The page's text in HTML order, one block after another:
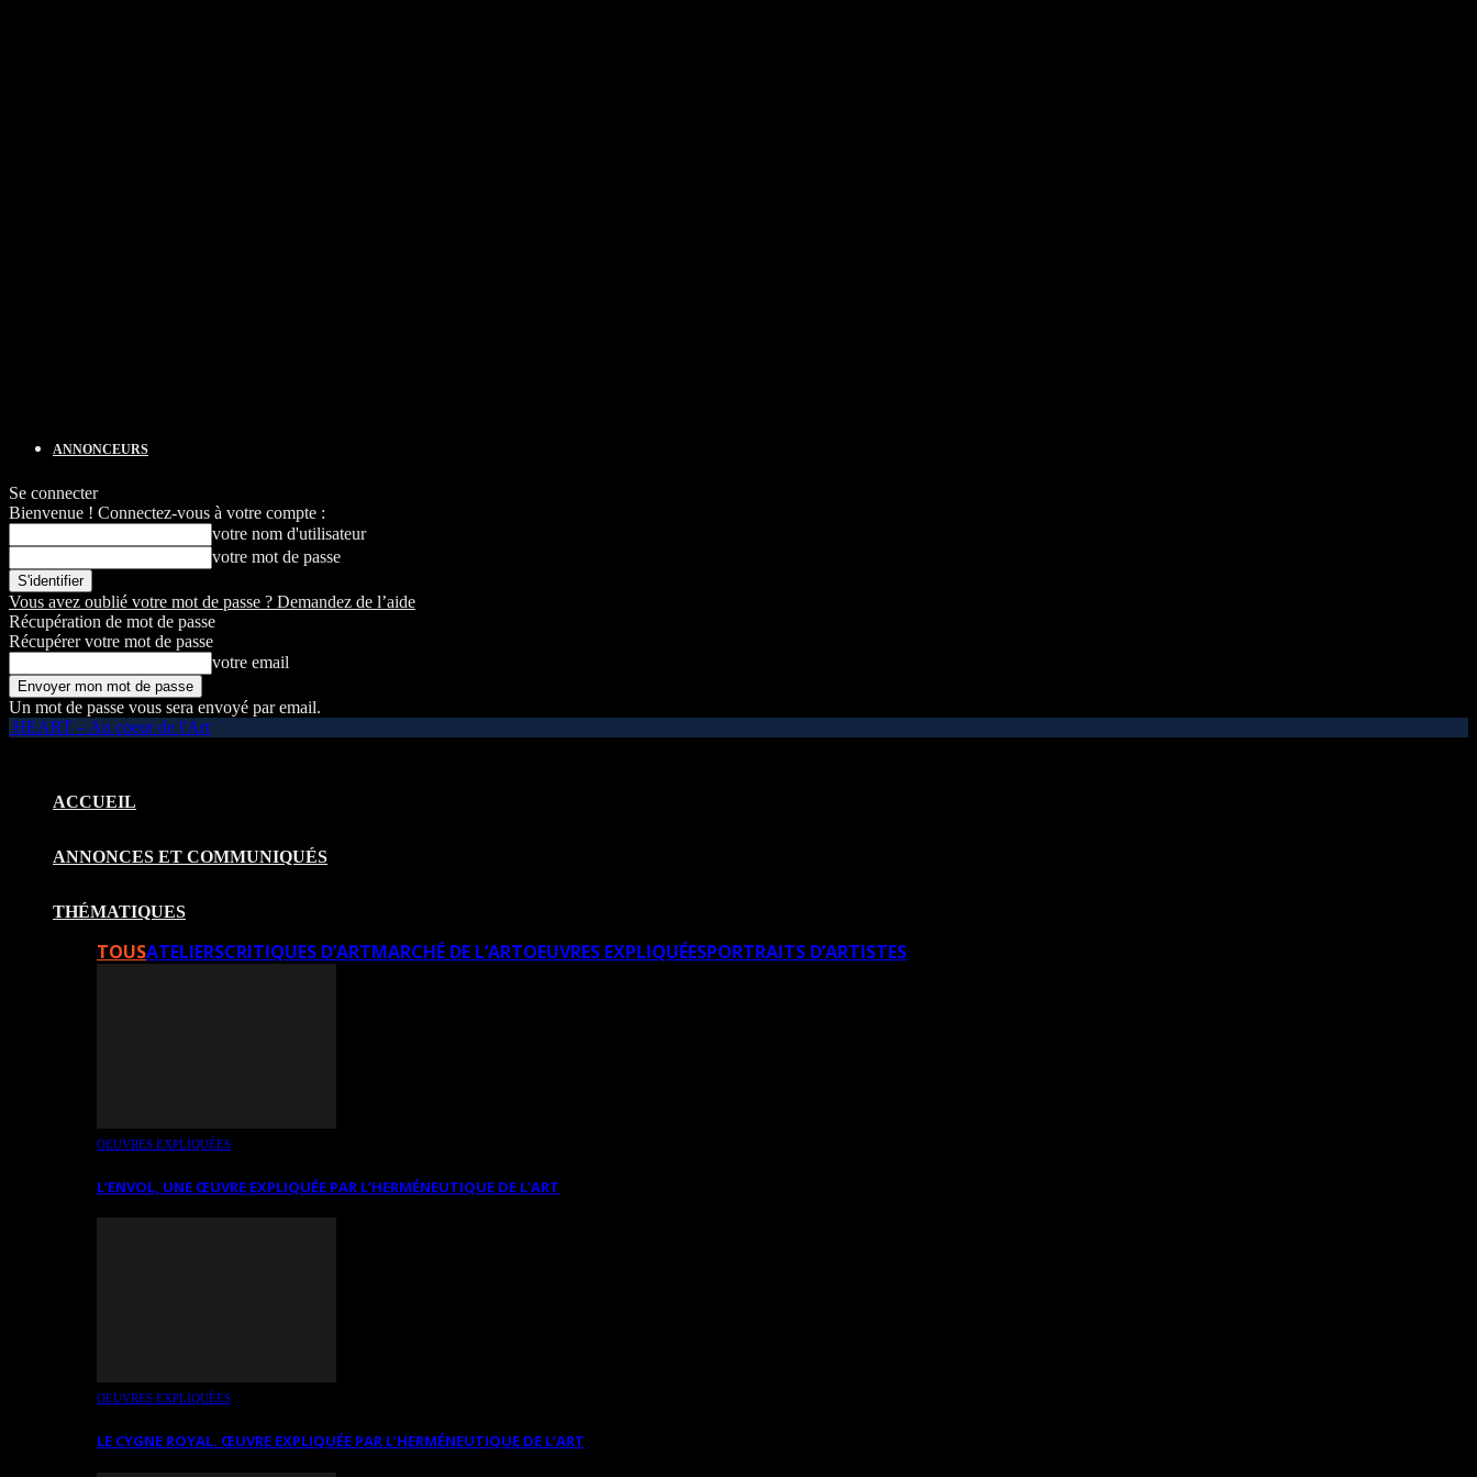
ANNONCEURS
Se connecter
Bienvenue ! Connectez-vous à votre compte :
votre nom d'utilisateur
votre mot de passe
Vous avez oublié votre mot de passe ? Demandez de l’aide
Récupération de mot de passe
Récupérer votre mot de passe
votre email
Un mot de passe vous sera envoyé par email.
HEART – Au coeur de l'Art
ACCUEIL
ANNONCES ET COMMUNIQUÉS
THÉMATIQUES
TOUSATELIERSCRITIQUES D’ARTMARCHÉ DE L’ARTOEUVRES EXPLIQUÉESPORTRAITS D’ARTISTES
OEUVRES EXPLIQUÉES
L’ENVOL, UNE ŒUVRE EXPLIQUÉE PAR L’HERMÉNEUTIQUE DE L’ART
OEUVRES EXPLIQUÉES
LE CYGNE ROYAL. ŒUVRE EXPLIQUÉE PAR L’HERMÉNEUTIQUE DE L’ART